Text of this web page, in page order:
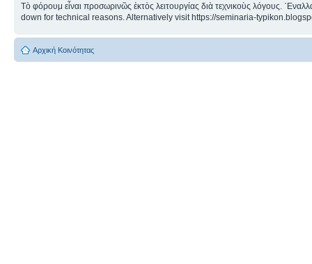
Τὸ φόρουμ εἶναι προσωρινῶς ἐκτὸς λειτουργίας διὰ τεχνικοὺς λόγους.
down for technical reasons. Alternatively visit https://seminaria-
Αρχική Κοινότητας